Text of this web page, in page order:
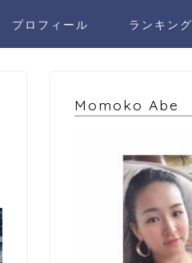
プロフィール ランキング
Momoko Abe